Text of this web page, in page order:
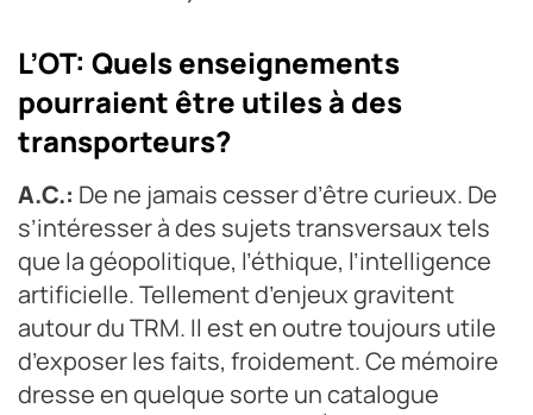
L’OT: Quels enseignements
pourraient être utiles à des
transporteurs?
A.C.: De ne jamais cesser d’être curieux. De
s’intéresser à des sujets transversaux tels
que la géopolitique, l’éthique, l’intelligence
artificielle. Tellement d’enjeux gravitent
autour du TRM. Il est en outre toujours utile
d’exposer les faits, froidement. Ce mémoire
dresse en quelque sorte un catalogue